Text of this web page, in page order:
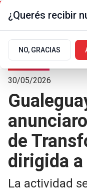
La Ciudad
30/05/2026
de
dirigida
La actividad
¿Querés recibir
NO, GRACIAS